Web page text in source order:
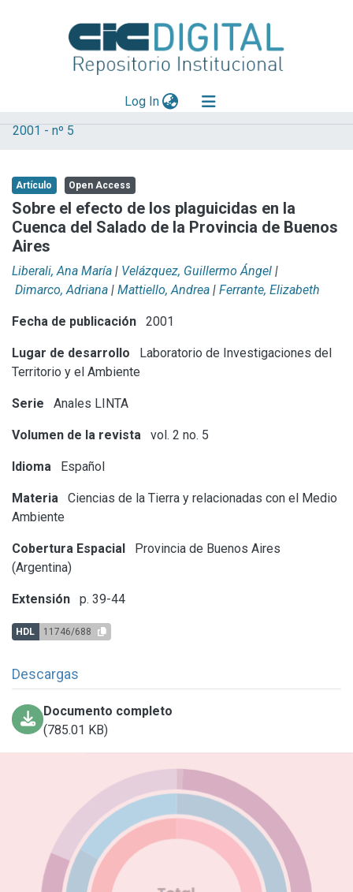
Log In(current)
Explorar
Aportar material
Statistics
2001 - nº 5
Artículo Open Access
Sobre el efecto de los plaguicidas en la
Cuenca del Salado de la Provincia de Buenos
Aires
Liberali, Ana María | Velázquez, Guillermo Ángel |
Dimarco, Adriana | Mattiello, Andrea | Ferrante, Elizabeth
Fecha de publicación 2001
Lugar de desarrollo
Laboratorio de Investigaciones del
Territorio y el Ambiente
Serie Anales LINTA
Volumen de la revista vol. 2 no. 5
Idioma Español
Materia
Ciencias de la Tierra y relacionadas con el Medio
Ambiente
Cobertura Espacial
Provincia de Buenos Aires
(Argentina)
Extensión p. 39-44
HDL 11746/688
Descargas
Documento completo
(785.01 KB)